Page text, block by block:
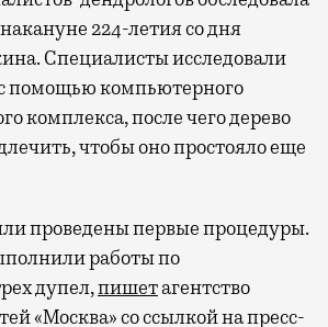
224-летия со дня
Специалисты исследовали
помощью компьютерного
комплекса, после чего дерево
чтобы оно простояло еще
проведены первые процедуры.
работы по
дупел,пишетагентство
«Москва» со ссылкой на пресс-